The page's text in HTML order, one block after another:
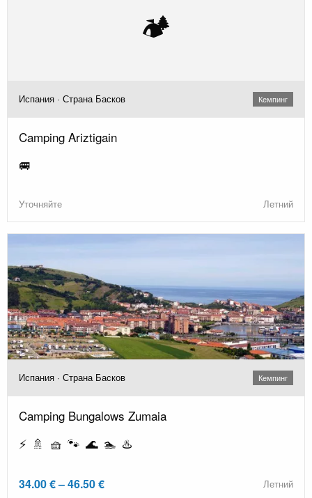
🏕️
Испания · Страна Басков Кемпинг
Camping Ariztigain
🚐
Уточняйте Летний
Испания · Страна Басков Кемпинг
Camping Bungalows Zumaia
⚡ 🚿 🧺 🐾 🌊 🏊 ♨️
34.00 € – 46.50 € Летний